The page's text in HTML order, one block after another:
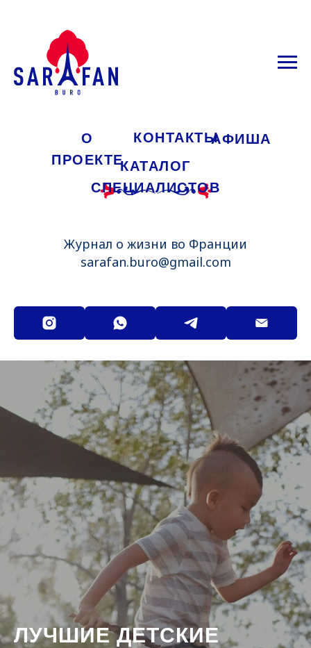
О
ПРОЕКТЕ
КОНТАКТЫАФИША
КАТАЛОГ
СПЕЦИАЛИСТОВ
Журнал о жизни во Франции
sarafan.buro@gmail.com
ЛУЧШИЕ ДЕТСКИЕ